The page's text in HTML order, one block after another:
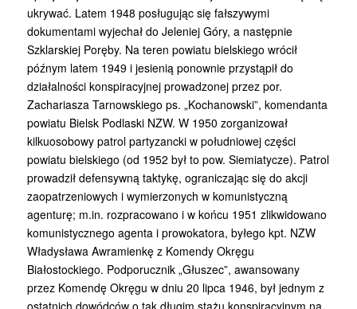
ukrywać. Latem 1948 posługując się fałszywymi
dokumentami wyjechał do Jeleniej Góry, a następnie
Szklarskiej Poręby. Na teren powiatu bielskiego wrócił
późnym latem 1949 i jesienią ponownie przystąpił do
działalności konspiracyjnej prowadzonej przez por.
Zachariasza Tarnowskiego ps. „Kochanowski”, komendanta
powiatu Bielsk Podlaski NZW. W 1950 zorganizował
kilkuosobowy patrol partyzancki w południowej części
powiatu bielskiego (od 1952 był to pow. Siemiatycze). Patrol
prowadził defensywną taktykę, ograniczając się do akcji
zaopatrzeniowych i wymierzonych w komunistyczną
agenturę; m.in. rozpracowano i w końcu 1951 zlikwidowano
komunistycznego agenta i prowokatora, byłego kpt. NZW
Władysława Awramienkę z Komendy Okręgu
Białostockiego. Podporucznik „Głuszec”, awansowany
przez Komendę Okręgu w dniu 20 lipca 1946, był jednym z
ostatnich dowódców o tak długim stażu konspiracyjnym na